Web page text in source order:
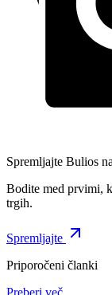
Spremljajte Bulios
Bodite med prvimi,
trgih.
Spremljajte
Priporočeni članki
Preberi več